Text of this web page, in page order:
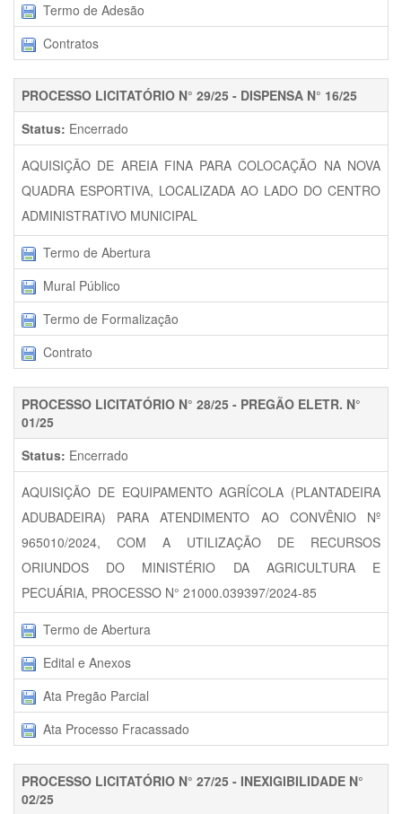
Termo de Adesão
Contratos
PROCESSO LICITATÓRIO N° 29/25 - DISPENSA N° 16/25
Status: Encerrado
AQUISIÇÃO DE AREIA FINA PARA COLOCAÇÃO NA NOVA
QUADRA ESPORTIVA, LOCALIZADA AO LADO DO CENTRO
ADMINISTRATIVO MUNICIPAL
Termo de Abertura
Mural Público
Termo de Formalização
Contrato
PROCESSO LICITATÓRIO N° 28/25 - PREGÃO ELETR. N°
01/25
Status: Encerrado
AQUISIÇÃO DE EQUIPAMENTO AGRÍCOLA (PLANTADEIRA
ADUBADEIRA) PARA ATENDIMENTO AO CONVÊNIO Nº
965010/2024, COM A UTILIZAÇÃO DE RECURSOS
ORIUNDOS DO MINISTÉRIO DA AGRICULTURA E
PECUÁRIA, PROCESSO N° 21000.039397/2024-85
Termo de Abertura
Edital e Anexos
Ata Pregão Parcial
Ata Processo Fracassado
PROCESSO LICITATÓRIO N° 27/25 - INEXIGIBILIDADE N°
02/25